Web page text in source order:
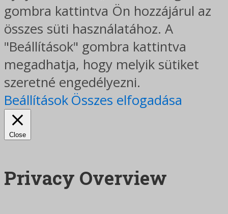
gombra kattintva Ön hozzájárul az
összes süti használatához. A
"Beállítások" gombra kattintva
megadhatja, hogy melyik sütiket
szeretné engedélyezni.
Beállítások Összes elfogadása
Close
Privacy Overview